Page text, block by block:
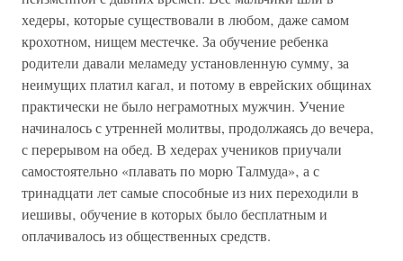
хедеры‚ которые существовали в любом‚ даже самом
крохотном, нищем местечке. За обучение ребенка
родители давали меламеду установленную сумму‚ за
неимущих платил кагал‚ и потому в еврейских общинах
практически не было неграмотных мужчин. Учение
начиналось с утренней молитвы, продолжаясь до вечера‚
с перерывом на обед. В хедерах учеников приучали
самостоятельно «плавать по морю Талмуда»‚ а с
тринадцати лет самые способные из них переходили в
иешивы‚ обучение в которых было бесплатным и
оплачивалось из общественных средств.